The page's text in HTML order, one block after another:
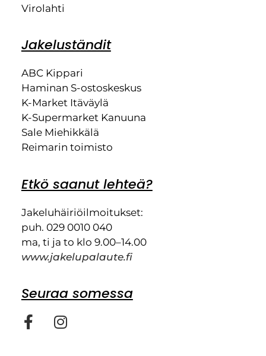
Virolahti
Jakeluständit
ABC Kippari
Haminan S-ostoskeskus
K-Market Itäväylä
K-Supermarket Kanuuna
Sale Miehikkälä
Reimarin toimisto
Etkö saanut lehteä?
Jakeluhäiriöilmoitukset:
puh. 029 0010 040
ma, ti ja to klo 9.00–14.00
www.jakelupalaute.fi
Seuraa somessa